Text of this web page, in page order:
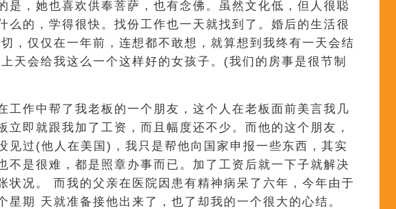
是，她也喜欢供奉菩萨，也有念佛。虽然文化低，但人很聪
么的，学得很快。找份工作也一天就找到了。婚后的生活很
，仅仅在一年前，连想都不敢想，就算想到我终有一天会结
天会给我这么一个这样好的女孩子。(我们的房事是很节制
工作中帮了我老板的一个朋友，这个人在老板面前美言我几
立即就跟我加了工资，而且幅度还不少。而他的这个朋友，
见过(他人在美国)，我只是帮他向国家申报一些东西，其实
不是很难，都是照章办事而已。加了工资后就一下子就解决
状况。 而我的父亲在医院因患有精神病呆了六年，今年由于
星期 天就准备接他出来了，也了却我的一个很大的心结。